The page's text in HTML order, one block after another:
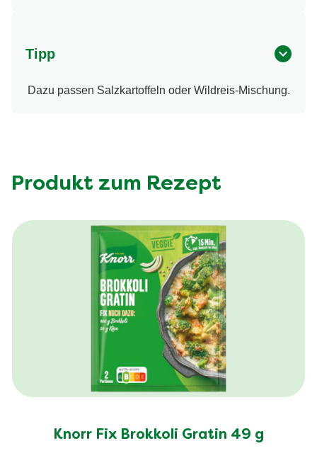
Tipp
Dazu passen Salzkartoffeln oder Wildreis-Mischung.
Produkt zum Rezept
Knorr Fix Brokkoli Gratin 49 g